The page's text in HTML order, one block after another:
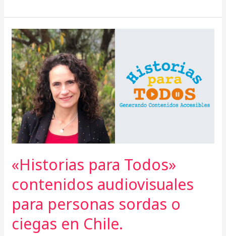
«Historias para Todos»
contenidos audiovisuales
para personas sordas o
ciegas en Chile.
«Historias
para
Todos»
contenidos
audiovisuales
para
personas
sordas
o
ciegas
en